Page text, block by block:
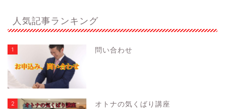
人気記事ランキング
1 問い合わせ
2 オトナの気くばり講座